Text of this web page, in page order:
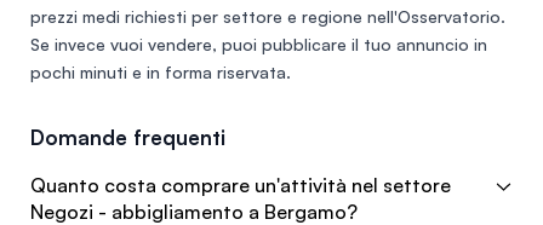
prezzi medi richiesti per settore e regione nell'Osservatorio.
Se invece vuoi vendere, puoi pubblicare il tuo annuncio in
pochi minuti e in forma riservata.
Domande frequenti
Quanto costa comprare un'attività nel settore
Negozi - abbigliamento a Bergamo?